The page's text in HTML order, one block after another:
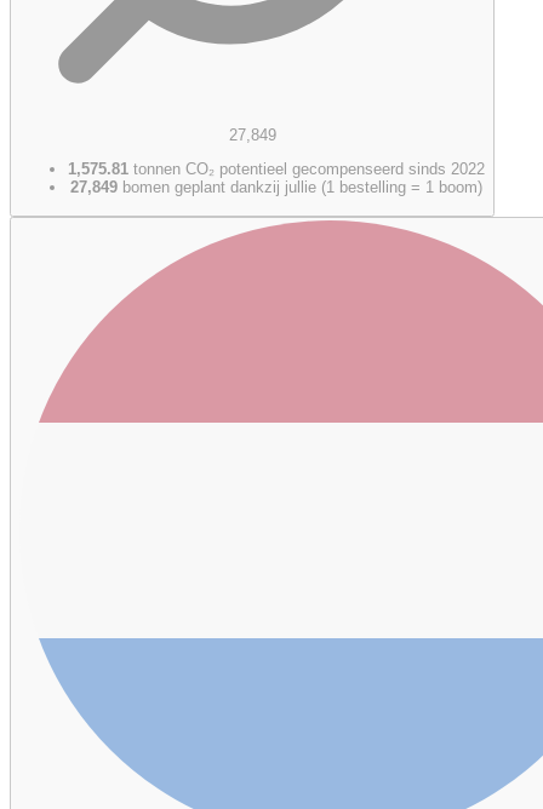
27,849
1,575.81 tonnen CO₂ potentieel gecompenseerd sinds 2022
27,849 bomen geplant dankzij jullie (1 bestelling = 1 boom)